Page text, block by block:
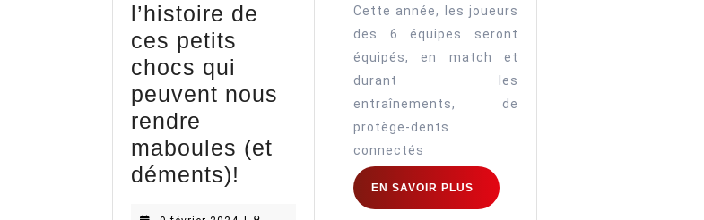
l’histoire de
ces petits
chocs qui
peuvent nous
rendre
maboules (et
déments)!
2024
:
des
protège-
pour
faciliter
Cette année, les joueurs
des 6 équipes seront
équipés, en match et
durant les
entraînements, de
protège-dents
connectés
EN SAVOIR PLUS
SAVOIR